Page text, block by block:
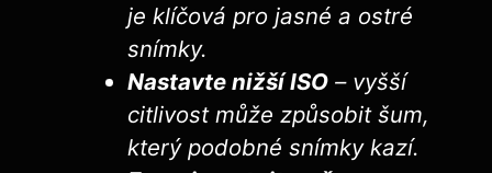
je klíčová pro ​jasné a ostré
snímky.
Nastavte nižší ISO – vyšší
⁣citlivost může způsobit šum,
který podobné snímky kazí.